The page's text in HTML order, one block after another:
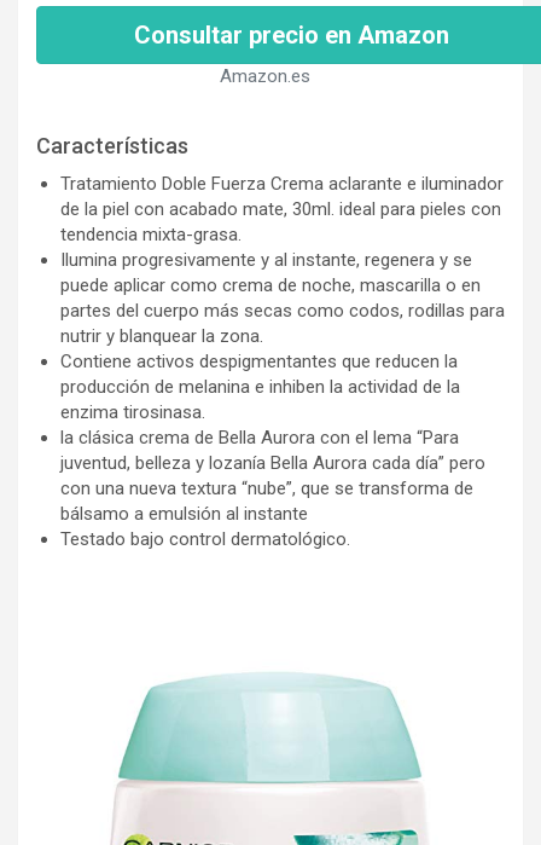
Consultar precio en Amazon
Amazon.es
Características
Tratamiento Doble Fuerza Crema aclarante e iluminador
de la piel con acabado mate, 30ml. ideal para pieles con
tendencia mixta-grasa.
Ilumina progresivamente y al instante, regenera y se
puede aplicar como crema de noche, mascarilla o en
partes del cuerpo más secas como codos, rodillas para
nutrir y blanquear la zona.
Contiene activos despigmentantes que reducen la
producción de melanina e inhiben la actividad de la
enzima tirosinasa.
la clásica crema de Bella Aurora con el lema “Para
juventud, belleza y lozanía Bella Aurora cada día” pero
con una nueva textura “nube”, que se transforma de
bálsamo a emulsión al instante
Testado bajo control dermatológico.